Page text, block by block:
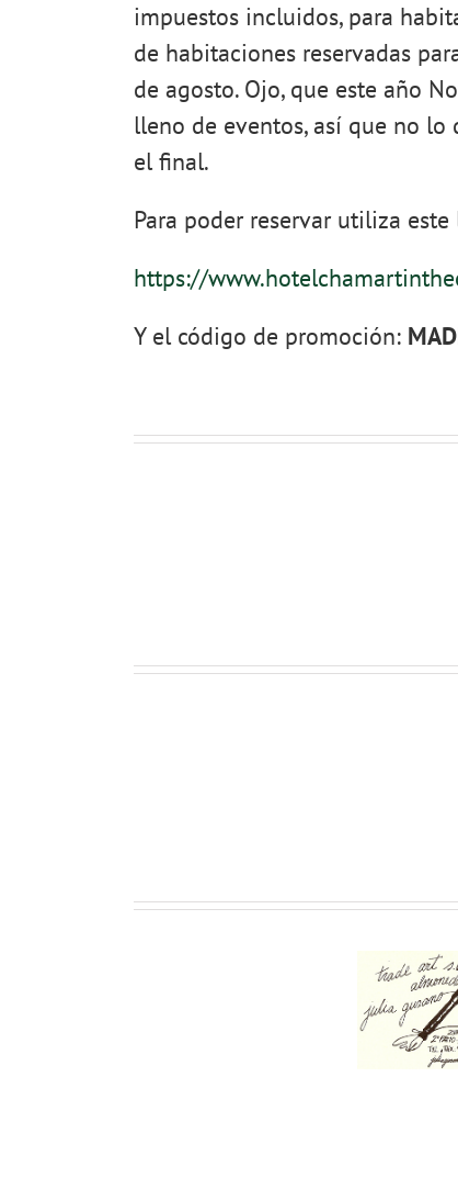
impuestos incluidos, para
de habitaciones reservadas
de agosto. Ojo, que este año
lleno de eventos, así que no lo
el final.
Para poder reservar utiliza
https://
Y el código de promoción: